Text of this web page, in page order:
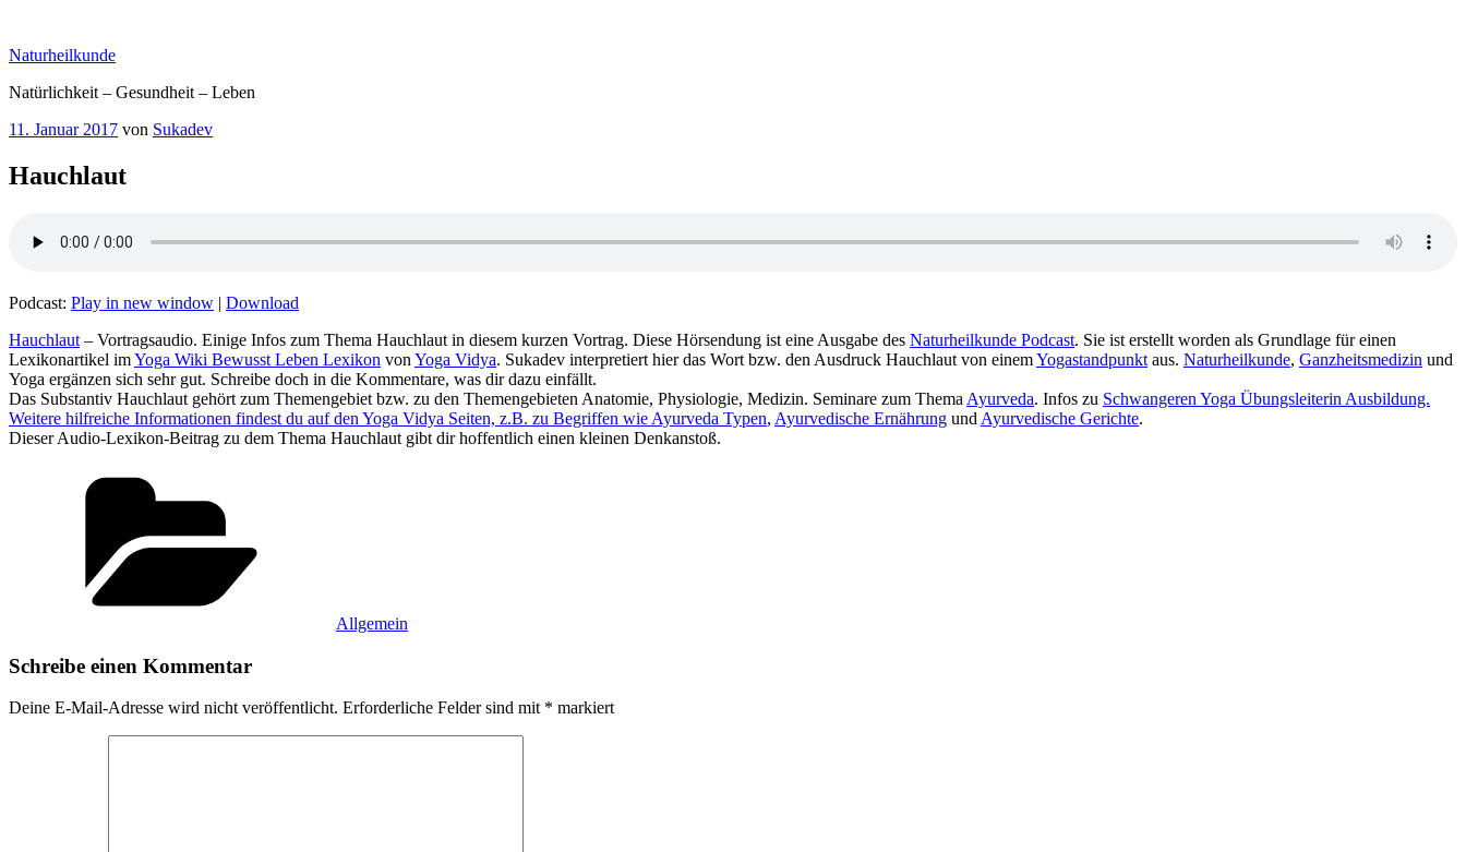
springen
Naturheilkunde
Natürlichkeit – Gesundheit – Leben
Veröffentlicht
11. Januar 2017 von Sukadev
Hauchlaut
Podcast: Play in new window | Download
– Vortragsaudio. Einige Infos zum Thema Hauchlaut‏‎ in diesem kurzen Vortrag. Diese Hörsendung ist eine Ausgabe des Naturheilkunde Podcast. Sie ist erstellt worden als Grundlage für einen
Lexikonartikel imYoga Wiki Bewusst Leben Lexikon von Yoga Vidya . Sukadev interpretiert hier das Wort bzw. den Ausdruck Hauchlaut‏‎ von einemYogastandpunkt aus. Naturheilkunde, Ganzheitsmedizin und
Yoga ergänzen sich sehr gut. Schreibe doch in die Kommentare, was dir dazu einfällt.
Das Substantiv Hauchlaut‏‎ gehört zum Themengebiet bzw. zu den Themengebieten Anatomie, Physiologie, Medizin. Seminare zum Thema Ayurveda. Infos zu Schwangeren Yoga Übungsleiterin Ausbildung.
Weitere hilfreiche Informationen findest du auf den Yoga Vidya Seiten, z.B. zu Begriffen wie Ayurveda Typen, Ayurvedische Ernährung und Ayurvedische Gerichte.
Dieser Audio-Lexikon-Beitrag zu dem Thema Hauchlaut‏‎ gibt dir hoffentlich einen kleinen Denkanstoß.
Allgemein
Schreibe einen Kommentar
Deine E-Mail-Adresse wird nicht veröffentlicht. Erforderliche Felder sind mit * markiert